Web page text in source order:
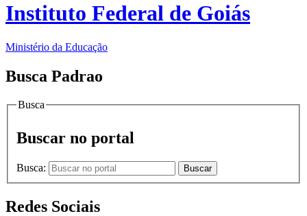
Instituto Federal de Goiás
Ministério da Educação
Busca Padrao
Busca
Buscar no portal
Busca: Buscar
Redes Sociais